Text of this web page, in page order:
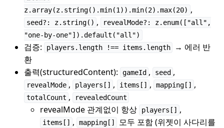
z.array(z.string().min(1)).min(2).max(20) ,
seed?: z.string() ,
revealMode?: z.enum(["all",
"one-by-one"]).default("all")
검증: players.length !== items.length
→ 에러 반
환
출력(structuredContent):
gameId , seed ,
revealMode , players[] , items[] , mapping[] ,
totalCount , revealedCount
revealMode 관계없이 항상 players[] ,
items[] , mapping[]
모두 포함 (위젯이 사다리를